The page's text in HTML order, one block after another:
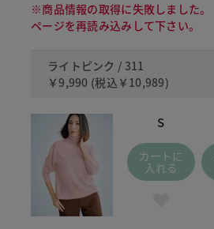
※商品情報の取得に失敗しました。
ページを再読み込みして下さい。
ライトピンク / 311
￥9,990 (税込 ￥10,989)
S
カートに
入れる